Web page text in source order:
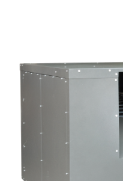
Lighting and
Complete solutions in